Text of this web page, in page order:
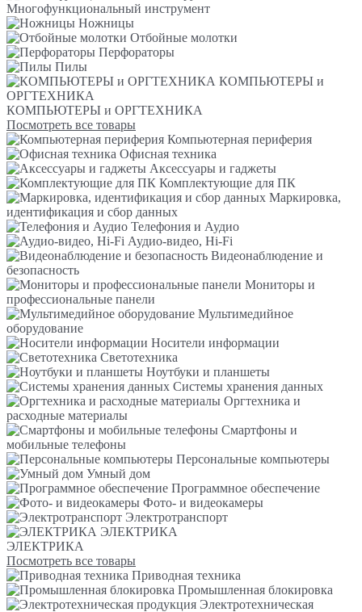
Многофункциональный инструмент
Ножницы
Отбойные молотки
Перфораторы
Пилы
КОМПЬЮТЕРЫ и
ОРГТЕХНИКА
КОМПЬЮТЕРЫ и ОРГТЕХНИКА
Посмотреть все товары
Компьютерная периферия
Офисная техника
Аксессуары и гаджеты
Комплектующие для ПК
Маркировка,
идентификация и сбор данных
Телефония и Аудио
Аудио-видео, Hi-Fi
Видеонаблюдение и
безопасность
Мониторы и
профессиональные панели
Мультимедийное
оборудование
Носители информации
Светотехника
Ноутбуки и планшеты
Системы хранения данных
Оргтехника и
расходные материалы
Смартфоны и
мобильные телефоны
Персональные компьютеры
Умный дом
Программное обеспечение
Фото- и видеокамеры
Электротранспорт
ЭЛЕКТРИКА
ЭЛЕКТРИКА
Посмотреть все товары
Приводная техника
Промышленная блокировка
Электротехническая